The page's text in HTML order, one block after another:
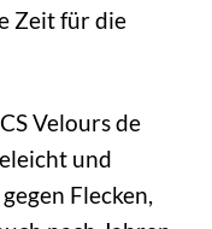
Zeit für die
Velours de
und
Flecken,